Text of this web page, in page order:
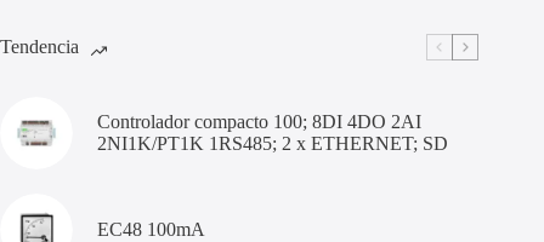
Tendencia
Controlador compacto 100; 8DI 4DO 2AI
2NI1K/PT1K 1RS485; 2 x ETHERNET; SD
EC48 100mA